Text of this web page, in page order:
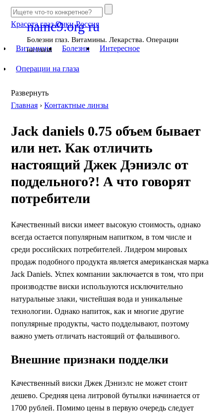
name9.orgru
Болезни глаз. Витамины. Лекарства. Операции
на глаза
Красота глаз Очки Россия
Витамины Болезни Интересное
Операции на глаза
Развернуть
Главная › Контактные линзы
Jack daniels 0.75 объем бывает
или нет. Как отличить
настоящий Джек Дэниэлс от
поддельного?! А что говорят
потребители
Качественный виски имеет высокую стоимость, однако
всегда остается популярным напитком, в том числе и
среди российских потребителей. Лидером мировых
продаж подобного продукта является американская марка
Jack Daniels. Успех компании заключается в том, что при
производстве виски используются исключительно
натуральные злаки, чистейшая вода и уникальные
технологии. Однако напиток, как и многие другие
популярные продукты, часто подделывают, поэтому
важно уметь отличать настоящий от фальшивого.
Внешние признаки подделки
Качественный виски Джек Дэниэлс не может стоит
дешево. Средняя цена литровой бутылки начинается от
1700 рублей. Помимо цены в первую очередь следует